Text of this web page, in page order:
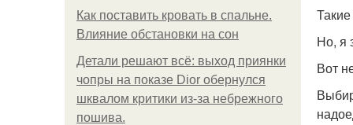
Как поставить кровать в спальне.
Влияние обстановки на сон
Детали решают всё: выход приянки
чопры на показе Dior обернулся
шквалом критики из-за небрежного
пошива.
Но, я
Вот